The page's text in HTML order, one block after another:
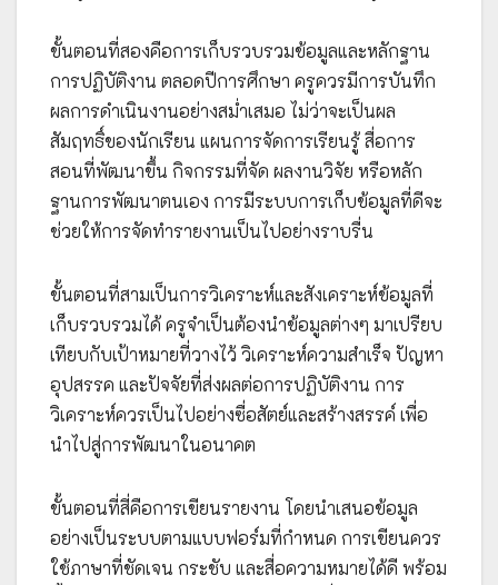
ขั้นตอนที่สองคือการเก็บรวบรวมข้อมูลและหลักฐาน
การปฏิบัติงาน ตลอดปีการศึกษา ครูควรมีการบันทึก
ผลการดำเนินงานอย่างสม่ำเสมอ ไม่ว่าจะเป็นผล
สัมฤทธิ์ของนักเรียน แผนการจัดการเรียนรู้ สื่อการ
สอนที่พัฒนาขึ้น กิจกรรมที่จัด ผลงานวิจัย หรือหลัก
ฐานการพัฒนาตนเอง การมีระบบการเก็บข้อมูลที่ดีจะ
ช่วยให้การจัดทำรายงานเป็นไปอย่างราบรื่น
ขั้นตอนที่สามเป็นการวิเคราะห์และสังเคราะห์ข้อมูลที่
เก็บรวบรวมได้ ครูจำเป็นต้องนำข้อมูลต่างๆ มาเปรียบ
เทียบกับเป้าหมายที่วางไว้ วิเคราะห์ความสำเร็จ ปัญหา
อุปสรรค และปัจจัยที่ส่งผลต่อการปฏิบัติงาน การ
วิเคราะห์ควรเป็นไปอย่างซื่อสัตย์และสร้างสรรค์ เพื่อ
นำไปสู่การพัฒนาในอนาคต
ขั้นตอนที่สี่คือการเขียนรายงาน โดยนำเสนอข้อมูล
อย่างเป็นระบบตามแบบฟอร์มที่กำหนด การเขียนควร
ใช้ภาษาที่ชัดเจน กระชับ และสื่อความหมายได้ดี พร้อม